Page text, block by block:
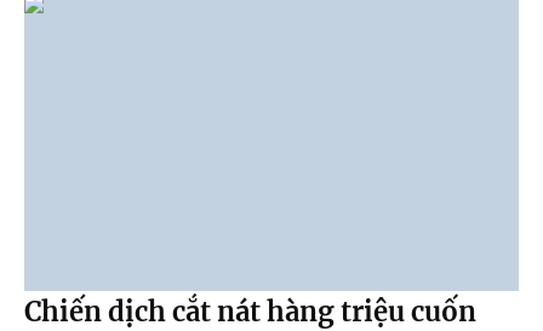
Chiến dịch cắt nát hàng triệu cuốn